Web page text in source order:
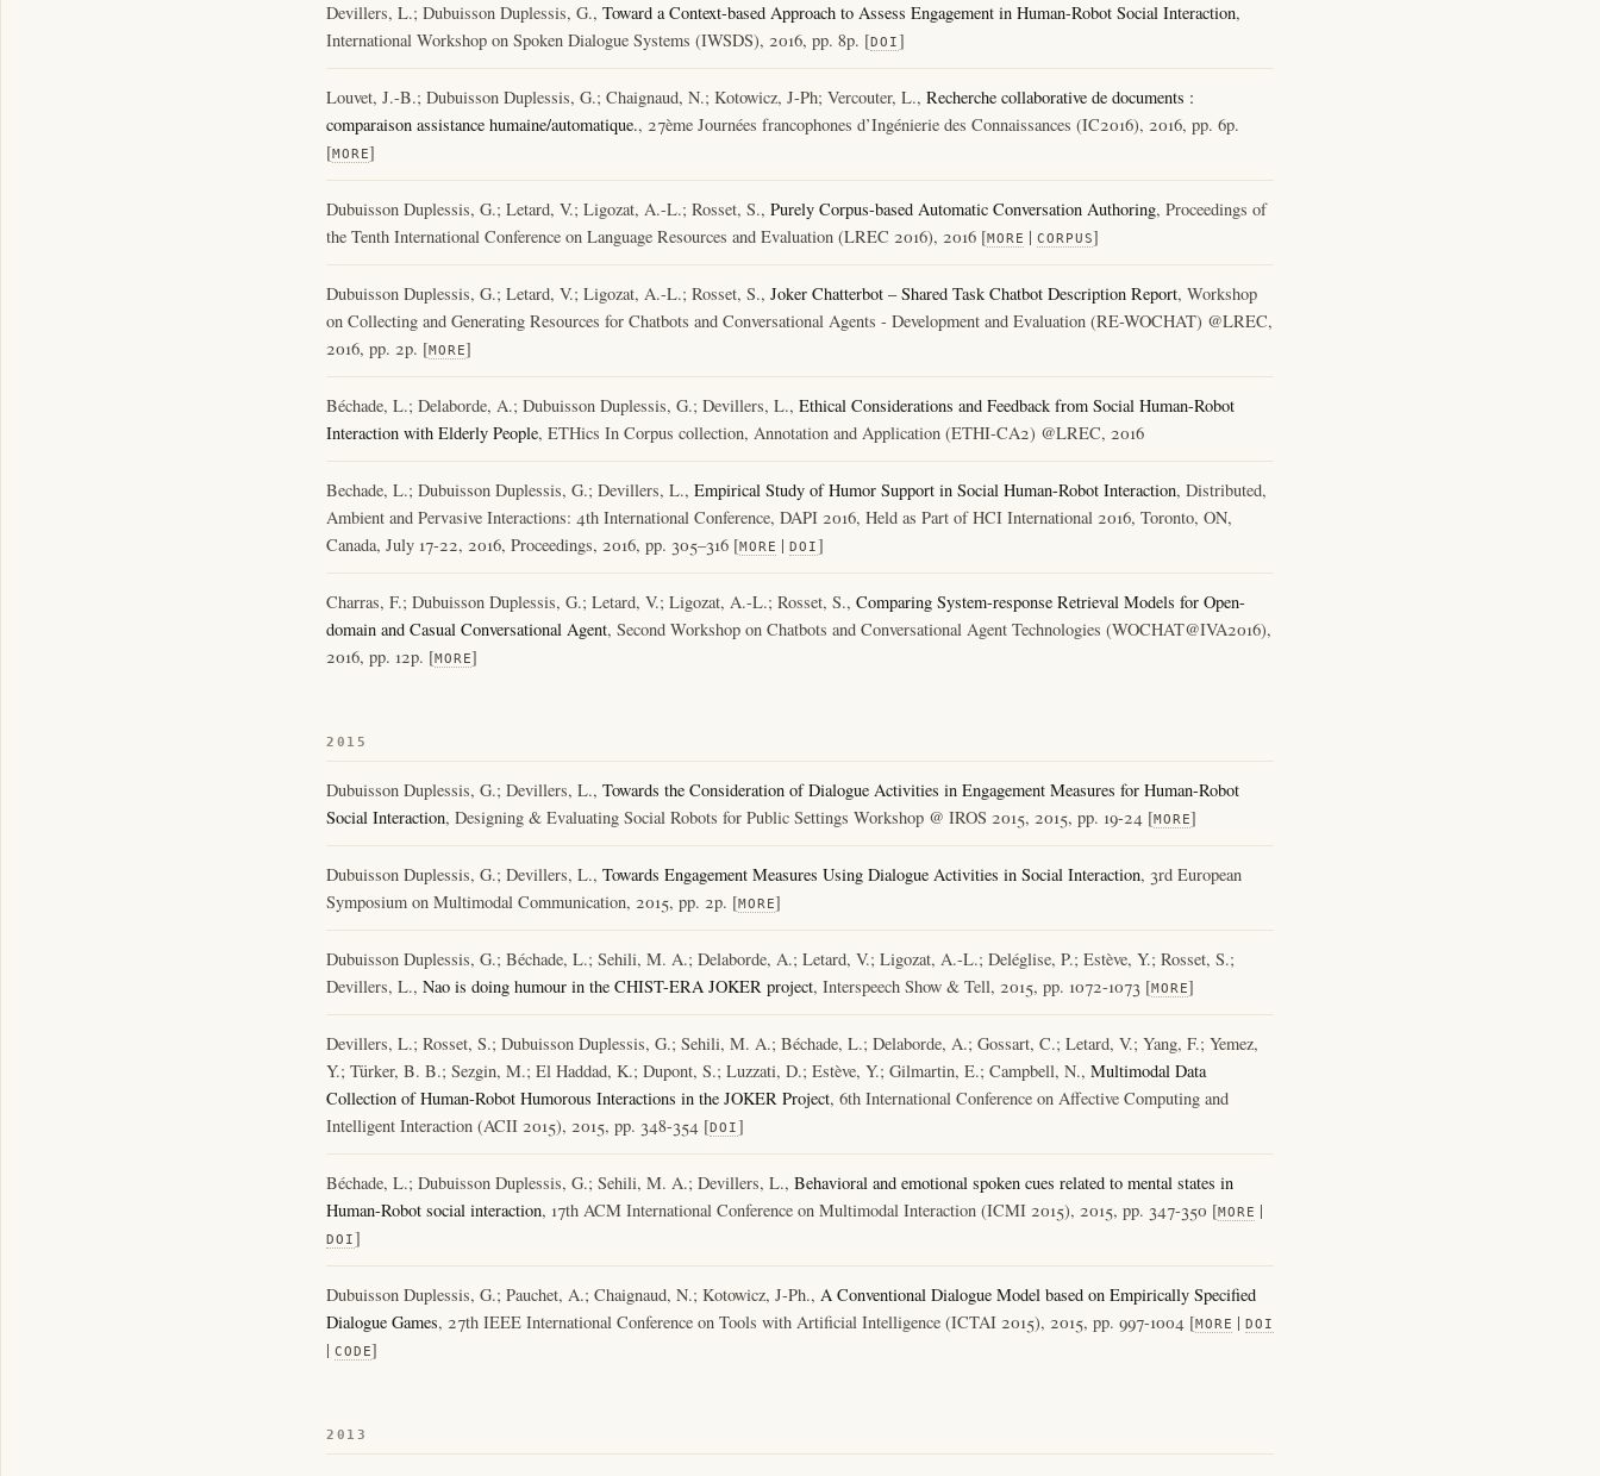
Devillers, L.; Dubuisson Duplessis, G., Toward a Context-based Approach to Assess Engagement in Human-Robot Social Interaction,
International Workshop on Spoken Dialogue Systems (IWSDS), 2016, pp. 8p. [DOI]
Louvet, J.-B.; Dubuisson Duplessis, G.; Chaignaud, N.; Kotowicz, J-Ph; Vercouter, L., Recherche collaborative de documents :
comparaison assistance humaine/automatique., 27ème Journées francophones d’Ingénierie des Connaissances (IC2016), 2016, pp. 6p.
[MORE]
Dubuisson Duplessis, G.; Letard, V.; Ligozat, A.-L.; Rosset, S., Purely Corpus-based Automatic Conversation Authoring, Proceedings of
the Tenth International Conference on Language Resources and Evaluation (LREC 2016), 2016 [MORE |CORPUS]
Dubuisson Duplessis, G.; Letard, V.; Ligozat, A.-L.; Rosset, S., Joker Chatterbot – Shared Task Chatbot Description Report, Workshop
on Collecting and Generating Resources for Chatbots and Conversational Agents - Development and Evaluation (RE-WOCHAT) @LREC,
2016, pp. 2p. [MORE]
Béchade, L.; Delaborde, A.; Dubuisson Duplessis, G.; Devillers, L., Ethical Considerations and Feedback from Social Human-Robot
Interaction with Elderly People, ETHics In Corpus collection, Annotation and Application (ETHI-CA2) @LREC, 2016
Bechade, L.; Dubuisson Duplessis, G.; Devillers, L., Empirical Study of Humor Support in Social Human-Robot Interaction, Distributed,
Ambient and Pervasive Interactions: 4th International Conference, DAPI 2016, Held as Part of HCI International 2016, Toronto, ON,
Canada, July 17-22, 2016, Proceedings, 2016, pp. 305–316 [MORE |DOI]
Charras, F.; Dubuisson Duplessis, G.; Letard, V.; Ligozat, A.-L.; Rosset, S., Comparing System-response Retrieval Models for Open-
domain and Casual Conversational Agent, Second Workshop on Chatbots and Conversational Agent Technologies (WOCHAT@IVA2016),
2016, pp. 12p. [MORE]
2015
Dubuisson Duplessis, G.; Devillers, L., Towards the Consideration of Dialogue Activities in Engagement Measures for Human-Robot
Social Interaction, Designing & Evaluating Social Robots for Public Settings Workshop @ IROS 2015, 2015, pp. 19-24 [MORE]
Dubuisson Duplessis, G.; Devillers, L., Towards Engagement Measures Using Dialogue Activities in Social Interaction, 3rd European
Symposium on Multimodal Communication, 2015, pp. 2p. [MORE]
Dubuisson Duplessis, G.; Béchade, L.; Sehili, M. A.; Delaborde, A.; Letard, V.; Ligozat, A.-L.; Deléglise, P.; Estève, Y.; Rosset, S.;
Devillers, L., Nao is doing humour in the CHIST-ERA JOKER project, Interspeech Show & Tell, 2015, pp. 1072-1073 [MORE]
Devillers, L.; Rosset, S.; Dubuisson Duplessis, G.; Sehili, M. A.; Béchade, L.; Delaborde, A.; Gossart, C.; Letard, V.; Yang, F.; Yemez,
Y.; Türker, B. B.; Sezgin, M.; El Haddad, K.; Dupont, S.; Luzzati, D.; Estève, Y.; Gilmartin, E.; Campbell, N., Multimodal Data
Collection of Human-Robot Humorous Interactions in the JOKER Project, 6th International Conference on Affective Computing and
Intelligent Interaction (ACII 2015), 2015, pp. 348-354 [DOI]
Béchade, L.; Dubuisson Duplessis, G.; Sehili, M. A.; Devillers, L., Behavioral and emotional spoken cues related to mental states in
Human-Robot social interaction, 17th ACM International Conference on Multimodal Interaction (ICMI 2015), 2015, pp. 347-350 [MORE |
DOI]
Dubuisson Duplessis, G.; Pauchet, A.; Chaignaud, N.; Kotowicz, J-Ph., A Conventional Dialogue Model based on Empirically Specified
Dialogue Games, 27th IEEE International Conference on Tools with Artificial Intelligence (ICTAI 2015), 2015, pp. 997-1004 [MORE |DOI
| CODE]
2013